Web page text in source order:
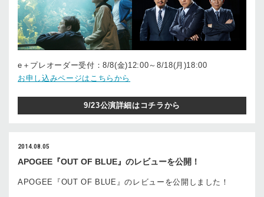
e＋プレオーダー受付：8/8(金)12:00～8/18(月)18:00
お申し込みページはこちらから
9/23公演詳細はコチラから
2014.08.05
APOGEE『OUT OF BLUE』のレビューを公開！
APOGEE『OUT OF BLUE』のレビューを公開しました！